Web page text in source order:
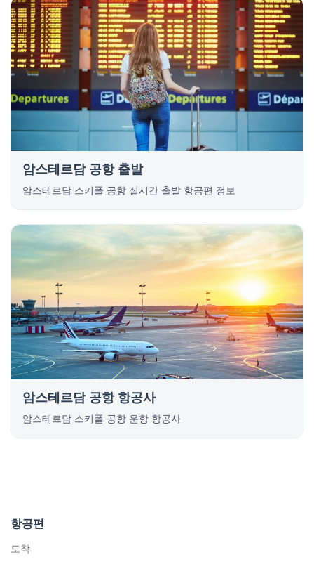
암스테르담 공항 출발
암스테르담 스키폴 공항 실시간 출발 항공편 정보
암스테르담 공항 항공사
암스테르담 스키폴 공항 운항 항공사
항공편
도착